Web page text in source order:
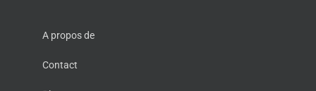
A propos de
Contact